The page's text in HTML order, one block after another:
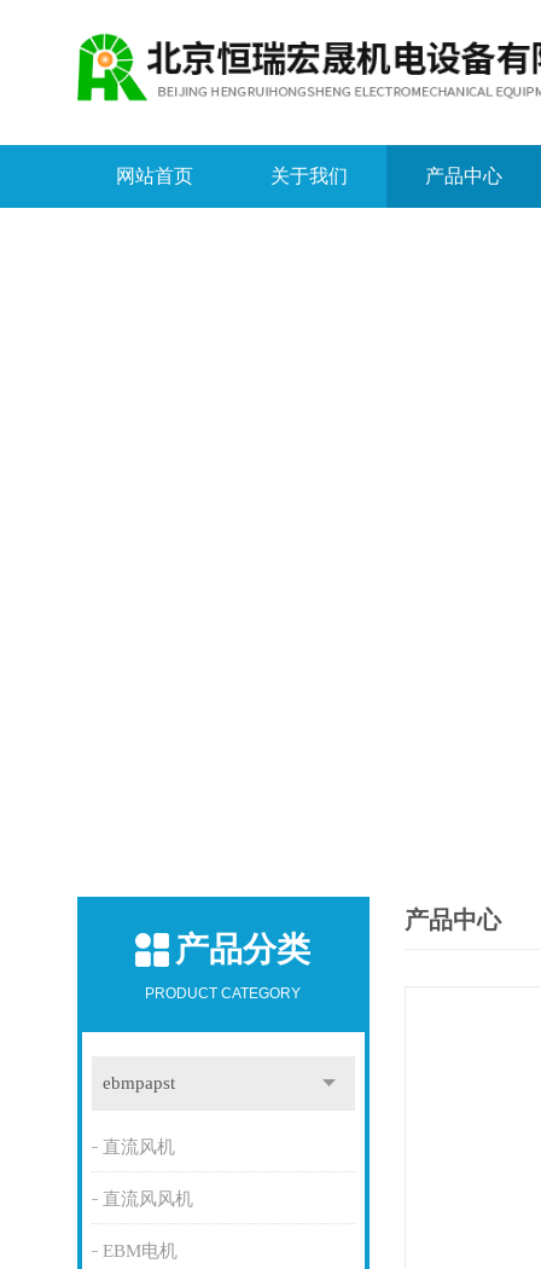
网站首页 关于我们 产品中心
产品分类
PRODUCT CATEGORY
ebmpapst
直流风机
直流风风机
EBM电机
产品中心